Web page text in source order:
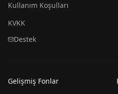
Kullanım Koşulları
KVKK
Destek
Gelişmiş Fonlar